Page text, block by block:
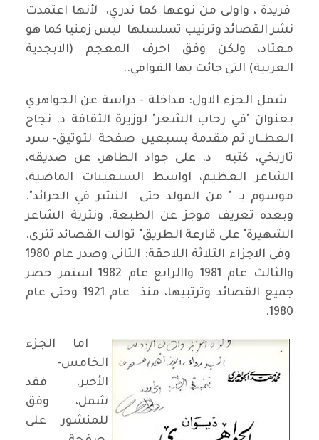
فريدة ، واولى من نوعها كما ندري، لأنها اعتمدت
نشر القصائد وترتيب تسلسلها ليس زمنيا كما هو
معتاد، ولكن وفق احرف المعجم (الابجدية
العربية) التي جائت بها القوافي..
شمل الجزء الاول: مداخلة - دراسة عن الجواهري
بعنوان "في رحاب الشعر" لوزيرة الثقافة د. نجاح
العطــار، ثم مقدمة بسبعين صفحة لتوثيق- سرد
تاريخي، كتبه د. على جواد الطاهر، عن صديقه،
الشاعر العظيم، اواسط السبعينات الماضية،
موسوم بـ " من المولد حتى النشر في الجرائد".
وبعده تعريف موجز عن الطبعة، ونثرية الشاعر
الشهيرة" على قارعة الطريق" توالت القصائد تترى.
وفي الاجزاء الثلاثة اللاحقة: الثاني وصدر عام 1980
والثالث عام 1981 واالرابع عام 1982 استمر حصر
جميع القصائد وترتبيها، منذ عام 1921 وحتى عام
1980.
اما الجزء
الخامس-
الأخير، فقد
شمل، وفق
للمنشور على